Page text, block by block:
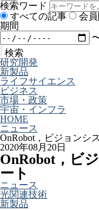
検索ワード
すべての記事
会
期間
検索
研究開発
新製品
ライフサイエンス
ビジネス
市場・政策
宇宙・インフラ
HOME
ニュース
OnRobot，ビジョンシ
2020年08月20日
OnRobot，ビ
ート
ニュース
光関連技術
新製品